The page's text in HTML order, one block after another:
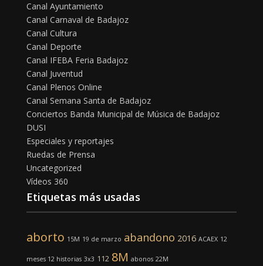
Canal Ayuntamiento
Canal Carnaval de Badajoz
Canal Cultura
Canal Deporte
Canal IFEBA Feria Badajoz
Canal Juventud
Canal Plenos Online
Canal Semana Santa de Badajoz
Conciertos Banda Municipal de Música de Badajoz
DUSI
Especiales y reportajes
Ruedas de Prensa
Uncategorized
Vídeos 360
Etiquetas más usadas
aborto 15M 19 de marzo abandono 2016 ACAEX 12
meses 12 historias 3x3 112 8M abonos 22M